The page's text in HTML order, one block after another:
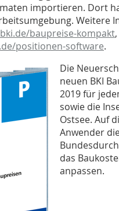
importieren. Dort
Weitere
baupreise-kompakt
positionen-software.
Die
neuen BKI
2019 für
sowie die
Ostsee. Auf
Anwender
das
anpassen.